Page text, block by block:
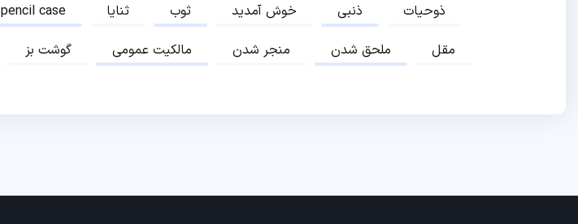
pencil case ثنایا ثوب خوش آمدید ذنبی
ذوحیات
گوشت بز مالکیت عمومی منجر شدن ملحق شدن مقل